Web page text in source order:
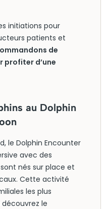
initiations pour
patients et
de
profiter d’une
au Dolphin
le Dolphin Encounter
avec des
nés sur place et
Cette activité
les plus
découvrez le